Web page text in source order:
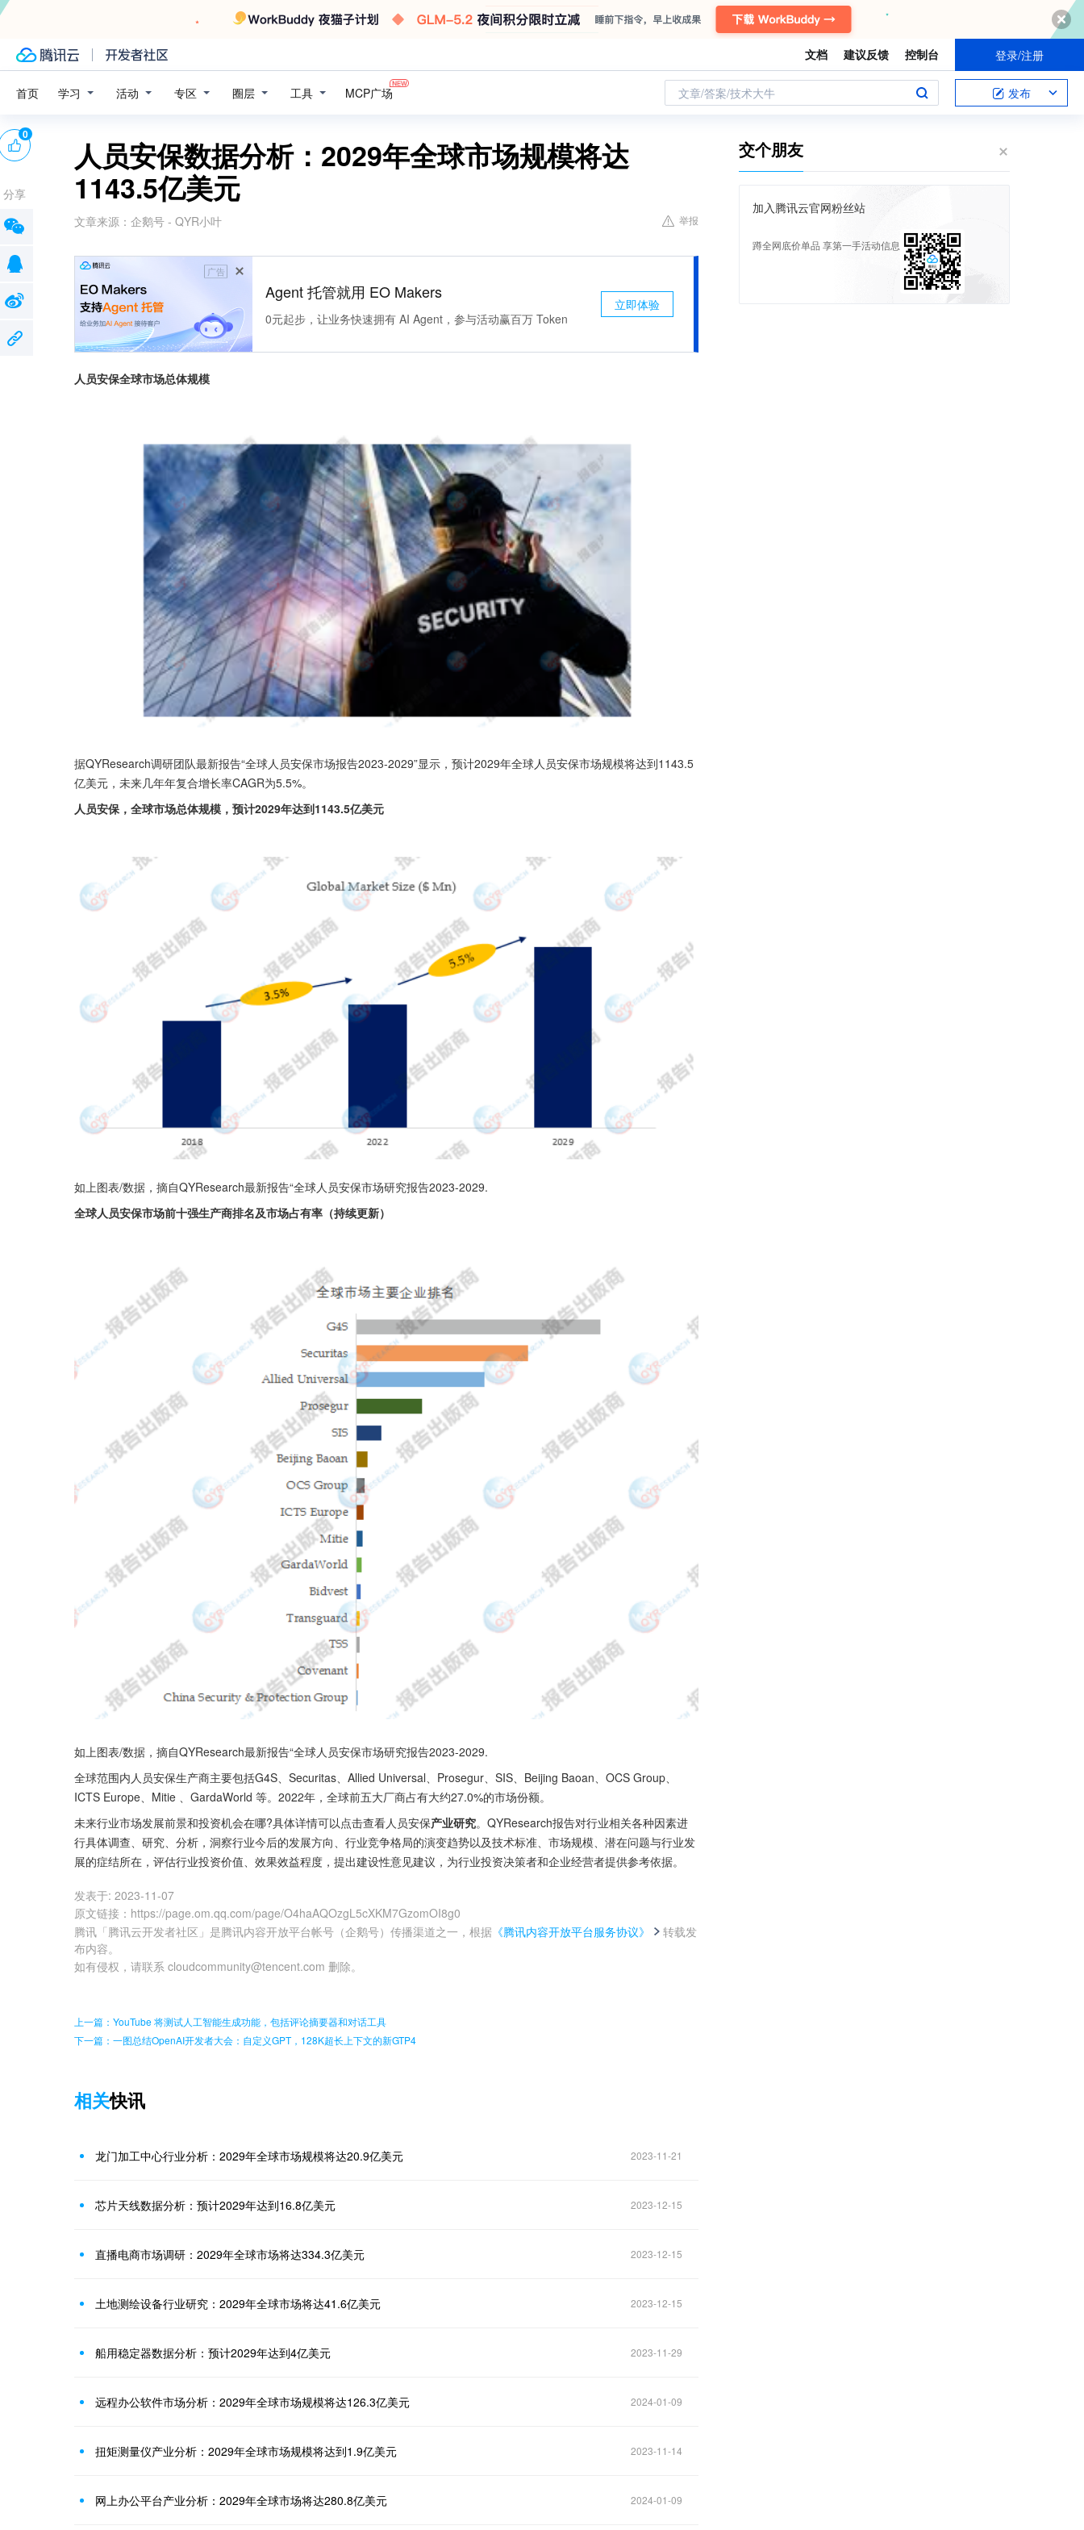
文档 建议反馈 控制台 登录/注册
首页 学习 活动 专区 圈层 工具 MCP广场 文章/答案/技术大牛 发布
人员安保数据分析：2029年全球市场规模将达
1143.5亿美元
文章来源： 企鹅号 - QYR小叶 举报
广告
Agent 托管就用 EO Makers
0元起步，让业务快速拥有 AI Agent，参与活动赢百万 Token
立即体验
人员安保全球市场总体规模
据QYResearch调研团队最新报告“全球人员安保市场报告2023-2029”显示，预计2029年全球人员安保市场规模将达到1143.5
亿美元，未来几年年复合增长率CAGR为5.5%。
人员安保，全球市场总体规模，预计2029年达到1143.5亿美元
如上图表/数据，摘自QYResearch最新报告“全球人员安保市场研究报告2023-2029.
全球人员安保市场前十强生产商排名及市场占有率（持续更新）
如上图表/数据，摘自QYResearch最新报告“全球人员安保市场研究报告2023-2029.
全球范围内人员安保生产商主要包括G4S、Securitas、Allied Universal、Prosegur、SIS、Beijing Baoan、OCS Group、
ICTS Europe、Mitie 、GardaWorld 等。2022年，全球前五大厂商占有大约27.0%的市场份额。
未来行业市场发展前景和投资机会在哪?具体详情可以点击查看人员安保产业研究。QYResearch报告对行业相关各种因素进
行具体调查、研究、分析，洞察行业今后的发展方向、行业竞争格局的演变趋势以及技术标准、市场规模、潜在问题与行业发
展的症结所在，评估行业投资价值、效果效益程度，提出建设性意见建议，为行业投资决策者和企业经营者提供参考依据。
发表于: 2023-11-07
原文链接 ： https://page.om.qq.com/page/O4haAQOzgL5cXKM7GzomOI8g0
腾讯「腾讯云开发者社区」是腾讯内容开放平台帐号（企鹅号）传播渠道之一，根据 《腾讯内容开放平台服务协议》
转载发
布内容。
如有侵权，请联系 cloudcommunity@tencent.com 删除。
0
分享
上一篇：YouTube 将测试人工智能生成功能，包括评论摘要器和对话工具
下一篇：一图总结OpenAI开发者大会：自定义GPT，128K超长上下文的新GTP4
相关快讯
龙门加工中心行业分析：2029年全球市场规模将达20.9亿美元 2023-11-21
芯片天线数据分析：预计2029年达到16.8亿美元 2023-12-15
直播电商市场调研：2029年全球市场将达334.3亿美元 2023-12-15
土地测绘设备行业研究：2029年全球市场将达41.6亿美元 2023-12-15
船用稳定器数据分析：预计2029年达到4亿美元 2023-11-29
远程办公软件市场分析：2029年全球市场规模将达126.3亿美元 2024-01-09
扭矩测量仪产业分析：2029年全球市场规模将达到1.9亿美元 2023-11-14
网上办公平台产业分析：2029年全球市场将达280.8亿美元 2024-01-09
交个朋友
加入腾讯云官网粉丝站
蹲全网底价单品 享第一手活动信息